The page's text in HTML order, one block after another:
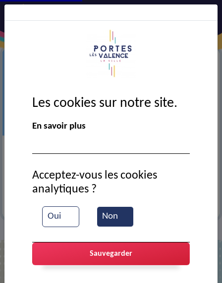
EN SAVOIR+
Les cookies sur notre site.
En savoir plus
Oui Non
Acceptez-vous les cookies
analytiques ?
Sauvegarder